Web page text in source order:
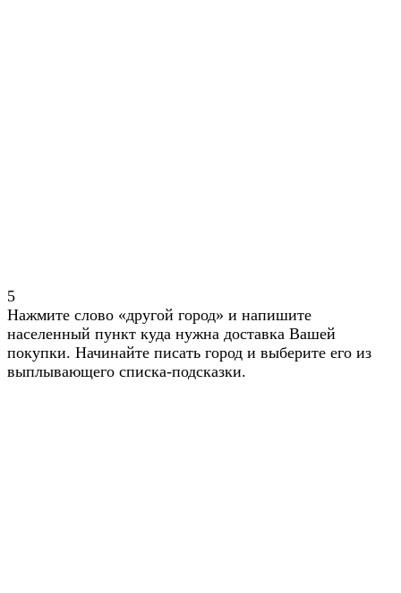
5
Нажмите слово «другой город» и напишите
населенный пункт куда нужна доставка Вашей
покупки. Начинайте писать город и выберите его из
выплывающего списка-подсказки.